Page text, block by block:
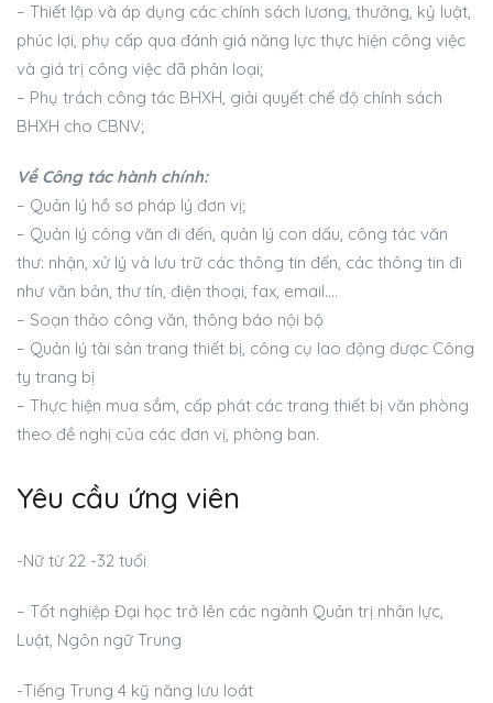
– Thiết lập và áp dụng các chính sách lương, thưởng, kỷ luật,
phúc lợi, phụ cấp qua đánh giá năng lực thực hiện công việc
và giá trị công việc đã phân loại;
– Phụ trách công tác BHXH, giải quyết chế độ chính sách
BHXH cho CBNV;
Về Công tác hành chính:
– Quản lý hồ sơ pháp lý đơn vị;
– Quản lý công văn đi đến, quản lý con dấu, công tác văn
thư: nhận, xử lý và lưu trữ các thông tin đến, các thông tin đi
như văn bản, thư tín, điện thoại, fax, email….
– Soạn thảo công văn, thông báo nội bộ
– Quản lý tài sản trang thiết bị, công cụ lao động được Công
ty trang bị
– Thực hiện mua sắm, cấp phát các trang thiết bị văn phòng
theo đề nghị của các đơn vị, phòng ban.
Yêu cầu ứng viên
-Nữ từ 22 -32 tuổi
– Tốt nghiệp Đại học trở lên các ngành Quản trị nhân lực,
Luật, Ngôn ngữ Trung
-Tiếng Trung 4 kỹ năng lưu loát